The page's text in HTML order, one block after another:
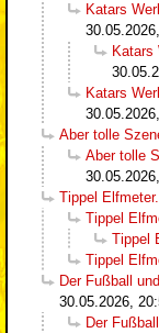
Katars
Katars
Katars
Aber tolle
Aber tolle
Tippel
Tippel
Tippel
Tippel
Der Fußball
30.05.2026,
Der